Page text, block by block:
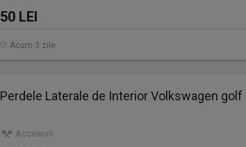
50 LEI
Acum 3 zile
Perdele Laterale de Interior Volkswagen golf
Accesorii